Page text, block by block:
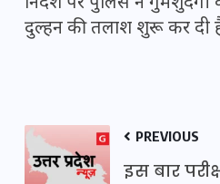
दुल्हन की तलाश शुरू कर दी
PREVIOUS
इस बार